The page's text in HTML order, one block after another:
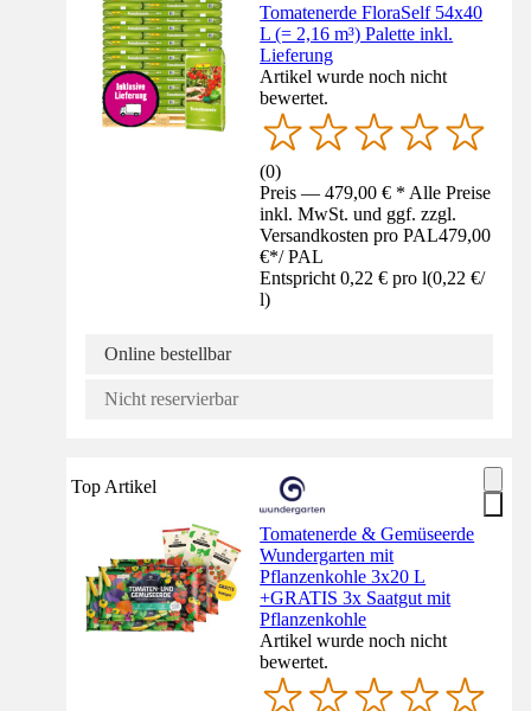
Tomatenerde FloraSelf 54x40
L (= 2,16 m³) Palette inkl.
Lieferung
Artikel wurde noch nicht
bewertet.
(0)
Preis — 479,00 € * Alle Preise
inkl. MwSt. und ggf. zzgl.
Versandkosten pro PAL479,00
€*/ PAL
Entspricht 0,22 € pro l(0,22 €/
l)
Online bestellbar
Nicht reservierbar
Top Artikel
Tomatenerde & Gemüseerde
Wundergarten mit
Pflanzenkohle 3x20 L
+GRATIS 3x Saatgut mit
Pflanzenkohle
Artikel wurde noch nicht
bewertet.